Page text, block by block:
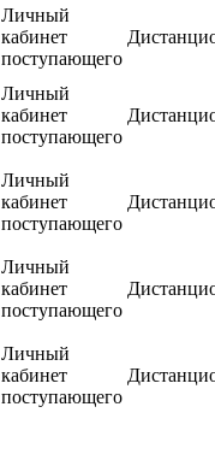
Личный
кабинет
поступающего
Личный
кабинет
поступающего
Личный
кабинет
поступающего
Личный
кабинет
поступающего
Личный
кабинет
поступающего